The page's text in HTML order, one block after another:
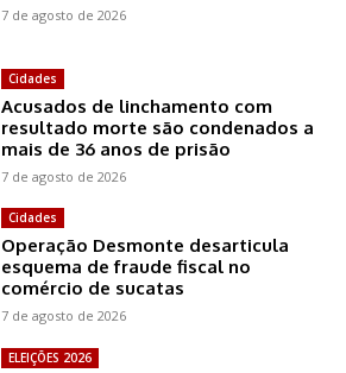
7 de agosto de 2026
Cidades
Acusados de linchamento com
resultado morte são condenados a
mais de 36 anos de prisão
7 de agosto de 2026
Cidades
Operação Desmonte desarticula
esquema de fraude fiscal no
comércio de sucatas
7 de agosto de 2026
ELEIÇÕES 2026